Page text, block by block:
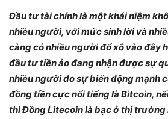
Đầu tư tài chính là một khái niệm
nhiều người, với mức sinh lời và
càng có nhiều người đổ xô vào đây
đầu tư tiền ảo đang nhận được sự
nhiều người do sự biến động mạnh
đồng tiền cực nổi tiếng là Bitcoin,
thì Đồng Litecoin là bạc ở thị trường